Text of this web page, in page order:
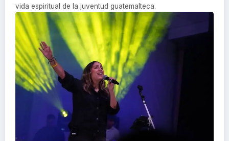
vida espiritual de la juventud guatemalteca.